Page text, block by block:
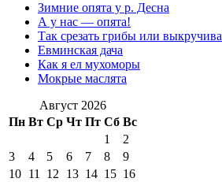
Зимние опята у р. Десна
А у нас — опята!
Так срезать грибы или
Евминская дача
Как я ел мухоморы
Мокрые маслята
Август 2026
Пн Вт Ср Чт Пт Сб Вс
1
2
3
4 5 6 7 8
9
10 11 12 13 14 15 16